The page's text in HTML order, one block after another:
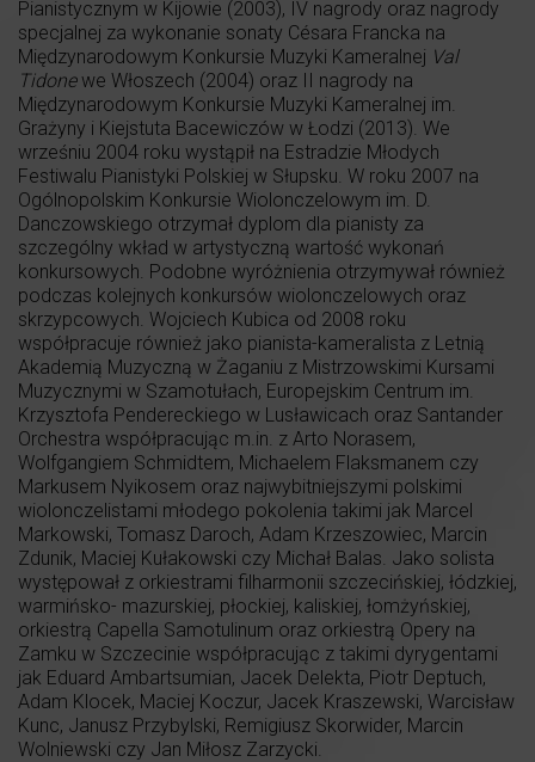
Pianistycznym w Kijowie (2003), IV nagrody oraz nagrody
specjalnej za wykonanie sonaty Césara Francka na
Międzynarodowym Konkursie Muzyki Kameralnej Val
Tidonewe Włoszech (2004) oraz II nagrody na
Międzynarodowym Konkursie Muzyki Kameralnej im.
Grażyny i Kiejstuta Bacewiczów w Łodzi (2013). We
wrześniu 2004 roku wystąpił na Estradzie Młodych
Festiwalu Pianistyki Polskiej w Słupsku. W roku 2007 na
Ogólnopolskim Konkursie Wiolonczelowym im. D.
Danczowskiego otrzymał dyplom dla pianisty za
szczególny wkład w artystyczną wartość wykonań
konkursowych. Podobne wyróżnienia otrzymywał również
podczas kolejnych konkursów wiolonczelowych oraz
skrzypcowych. Wojciech Kubica od 2008 roku
współpracuje również jako pianista-kameralista z Letnią
Akademią Muzyczną w Żaganiu z Mistrzowskimi Kursami
Muzycznymi w Szamotułach, Europejskim Centrum im.
Krzysztofa Pendereckiego w Lusławicach oraz Santander
Orchestra współpracując m.in. z Arto Norasem,
Wolfgangiem Schmidtem, Michaelem Flaksmanem czy
Markusem Nyikosem oraz najwybitniejszymi polskimi
wiolonczelistami młodego pokolenia takimi jak Marcel
Markowski, Tomasz Daroch, Adam Krzeszowiec, Marcin
Zdunik, Maciej Kułakowski czy Michał Balas. Jako solista
występował z orkiestrami filharmonii szczecińskiej, łódzkiej,
warmińsko- mazurskiej, płockiej, kaliskiej, łomżyńskiej,
orkiestrą Capella Samotulinum oraz orkiestrą Opery na
Zamku w Szczecinie współpracując z takimi dyrygentami
jak Eduard Ambartsumian, Jacek Delekta, Piotr Deptuch,
Adam Klocek, Maciej Koczur, Jacek Kraszewski, Warcisław
Kunc, Janusz Przybylski, Remigiusz Skorwider, Marcin
Wolniewski czy Jan Miłosz Zarzycki.